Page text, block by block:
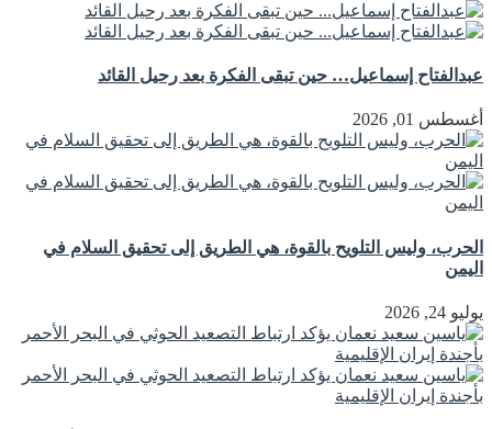
عبدالفتاح إسماعيل… حين تبقى الفكرة بعد رحيل القائد
أغسطس 01, 2026
الحرب، وليس التلويح بالقوة، هي الطريق إلى تحقيق السلام في
اليمن
يوليو 24, 2026